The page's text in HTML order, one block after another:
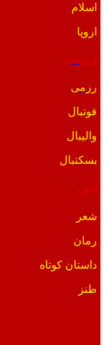
اسلام
اروپا
ورزشی
رزمی
فوتبال
والیبال
بسکتبال
ادبی
شعر
رمان
داستان کوتاه
طنز